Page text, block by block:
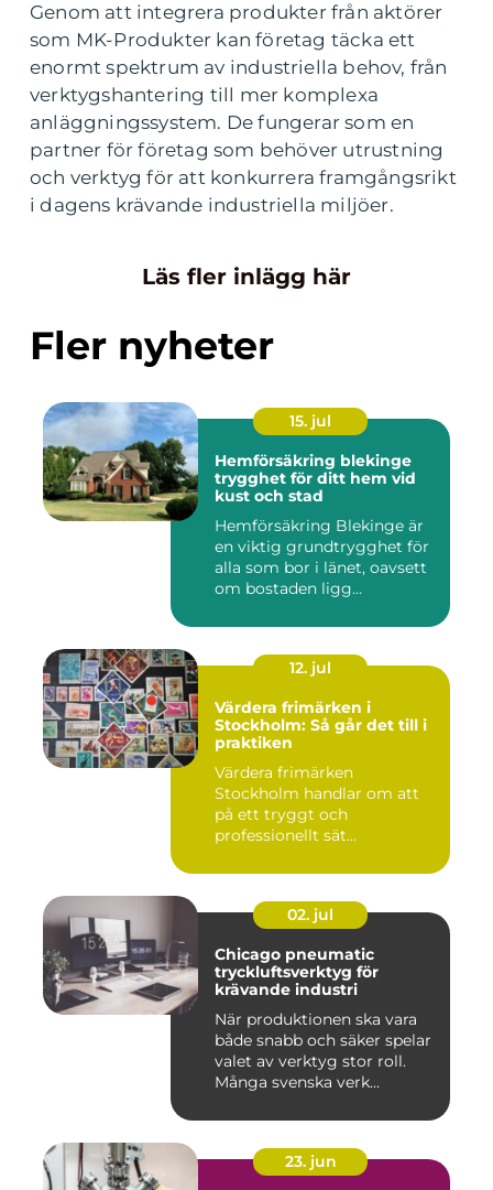
Genom att integrera produkter från aktörer
som MK-Produkter kan företag täcka ett
enormt spektrum av industriella behov, från
verktygshantering till mer komplexa
anläggningssystem. De fungerar som en
partner för företag som behöver utrustning
och verktyg för att konkurrera framgångsrikt
i dagens krävande industriella miljöer.
Läs fler inlägg här
Fler nyheter
15. jul
Hemförsäkring blekinge
trygghet för ditt hem vid
kust och stad
Hemförsäkring Blekinge är
en viktig grundtrygghet för
alla som bor i länet, oavsett
om bostaden ligg...
12. jul
Värdera frimärken i
Stockholm: Så går det till i
praktiken
Värdera frimärken
Stockholm handlar om att
på ett tryggt och
professionellt sät...
02. jul
Chicago pneumatic
tryckluftsverktyg för
krävande industri
När produktionen ska vara
både snabb och säker spelar
valet av verktyg stor roll.
Många svenska verk...
23. jun